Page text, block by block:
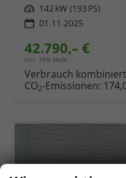
Leistung 142 kW (193 PS)
01.11.2025
42.790,– €
incl. 19% MwSt.
Verbrauch
CO2-Emissionen: